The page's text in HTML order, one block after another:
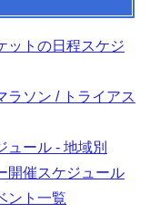
ットの日程スケジ
ラソン / トライアス
ュール - 地域別
開催スケジュール
ント一覧